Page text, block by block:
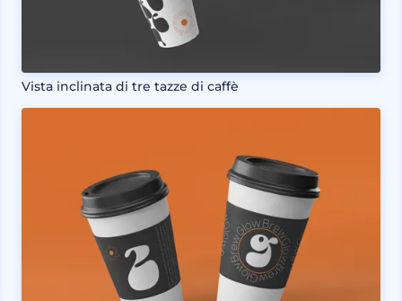
Vista inclinata di tre tazze di caffè